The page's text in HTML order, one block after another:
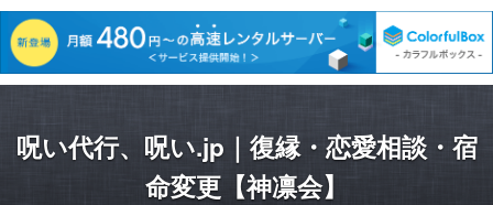
呪い代行、呪い.jp｜復縁・恋愛相談・宿
命変更【神凛会】